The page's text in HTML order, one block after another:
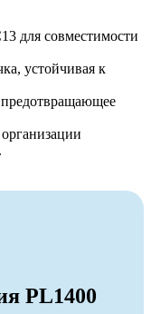
для совместимости
устойчивая к
PL1400